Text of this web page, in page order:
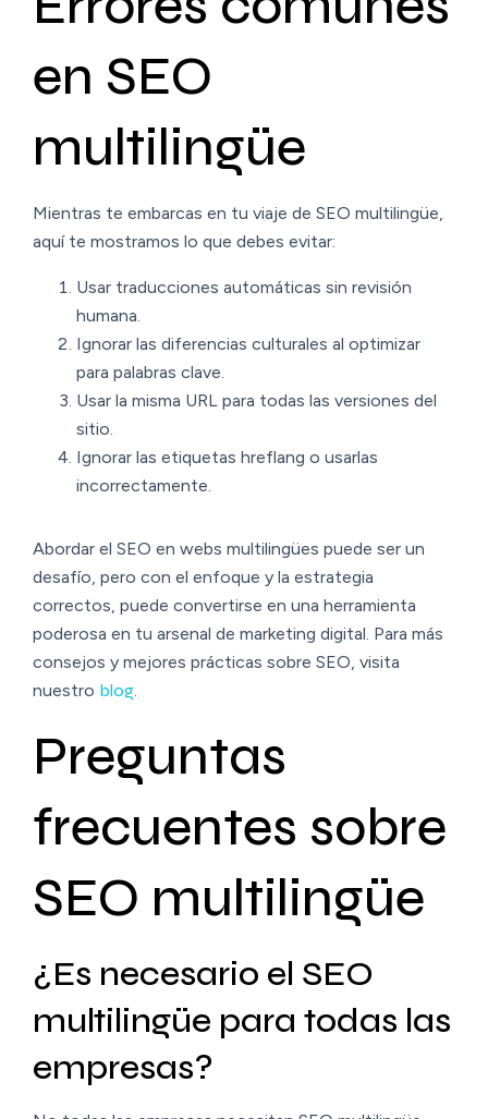
en SEO
multilingüe
Mientras te embarcas en tu viaje de SEO multilingüe,
aquí te mostramos lo que debes evitar:
Usar traducciones automáticas sin revisión
humana.
Ignorar las diferencias culturales al optimizar
para palabras clave.
Usar la misma URL para todas las versiones del
sitio.
Ignorar las etiquetas hreflang o usarlas
incorrectamente.
Abordar el SEO en webs multilingües puede ser un
desafío, pero con el enfoque y la estrategia
correctos, puede convertirse en una herramienta
poderosa en tu arsenal de marketing digital. Para más
consejos y mejores prácticas sobre SEO, visita
nuestro blog.
Preguntas
frecuentes sobre
SEO multilingüe
¿Es necesario el SEO
multilingüe para todas las
empresas?